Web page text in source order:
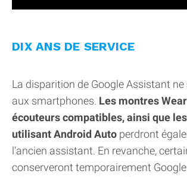
DIX ANS DE SERVICE
La disparition de Google Assistant
aux smartphones. Les montres
écouteurs compatibles, ainsi que
utilisant Android Auto perdront
l’ancien assistant. En revanche,
conserveront temporairement